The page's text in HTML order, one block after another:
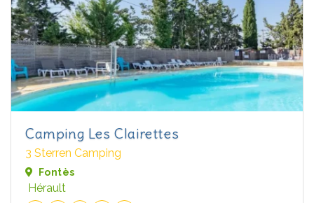
Camping Les Clairettes
3 Sterren Camping
Fontès
Hérault